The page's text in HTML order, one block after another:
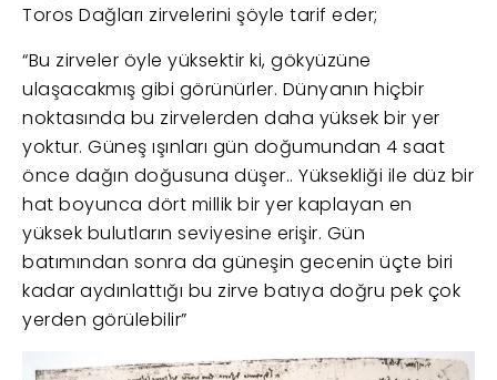
Toros Dağları zirvelerini şöyle tarif eder;
“Bu zirveler öyle yüksektir ki, gökyüzüne
ulaşacakmış gibi görünürler. Dünyanın hiçbir
noktasında bu zirvelerden daha yüksek bir yer
yoktur. Güneş ışınları gün doğumundan 4 saat
önce dağın doğusuna düşer.. Yüksekliği ile düz bir
hat boyunca dört millik bir yer kaplayan en
yüksek bulutların seviyesine erişir. Gün
batımından sonra da güneşin gecenin üçte biri
kadar aydınlattığı bu zirve batıya doğru pek çok
yerden görülebilir”